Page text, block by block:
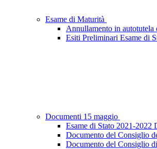
Esame di Maturità
Annullamento in autotutela
Esiti Preliminari Esame di
Documenti 15 maggio
Esame di Stato 2021-2022
Documento del Consiglio
Documento del Consiglio